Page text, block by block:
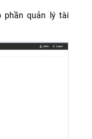
phần quản lý tài